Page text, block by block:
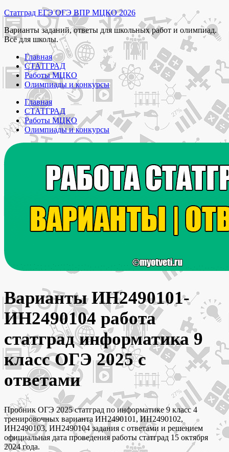
Перейти
к
содержимому
Статград ЕГЭ ОГЭ ВПР МЦКО 2026
Варианты заданий, ответы для школьных работ и олимпиад.
Всё для школы.
Главная
СТАТГРАД
Работы МЦКО
Олимпиады и конкурсы
Главная
СТАТГРАД
Работы МЦКО
Олимпиады и конкурсы
Варианты ИН2490101-
ИН2490104 работа
статград информатика 9
класс ОГЭ 2025 с
ответами
Пробник ОГЭ 2025 статград по информатике 9 класс 4
тренировочных варианта ИН2490101, ИН2490102,
ИН2490103, ИН2490104 задания с ответами и решением
официальная дата проведения работы статград 15 октября
2024 года.